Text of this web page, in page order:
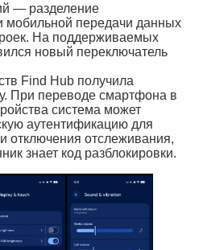
— разделение
мобильной передачи данных
На поддерживаемых
новый переключатель
Find Hub получила
При переводе смартфона в
система может
аутентификацию для
отключения отслеживания,
знает код разблокировки.